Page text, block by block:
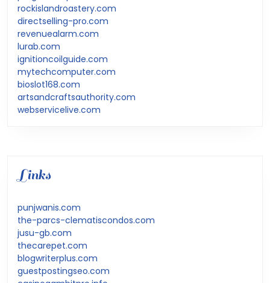
rockislandroastery.com
directselling-pro.com
revenuealarm.com
lurab.com
ignitioncoilguide.com
mytechcomputer.com
bioslot168.com
artsandcraftsauthority.com
webservicelive.com
Links
punjwanis.com
the-parcs-clematiscondos.com
jusu-gb.com
thecarepet.com
blogwriterplus.com
guestpostingseo.com